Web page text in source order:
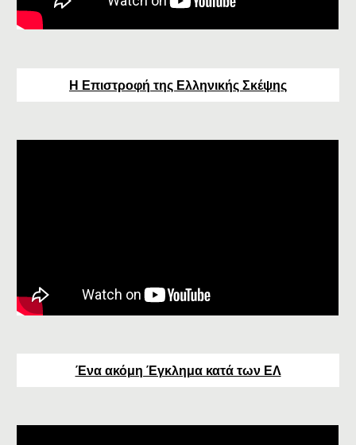
Η Επιστροφή της Ελληνικής Σκέψης
Ένα ακόμη Έγκλημα κατά των ΕΛ